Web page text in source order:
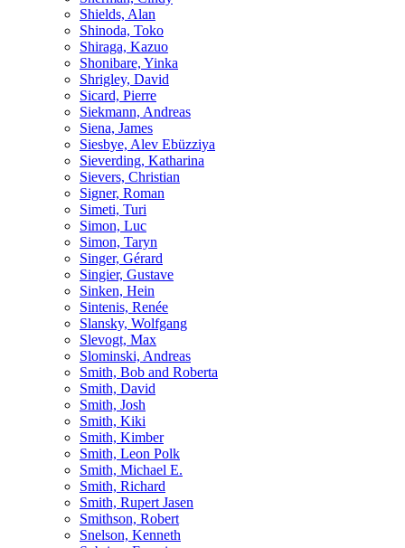
Shields, Alan
Shinoda, Toko
Shiraga, Kazuo
Shonibare, Yinka
Shrigley, David
Sicard, Pierre
Siekmann, Andreas
Siena, James
Siesbye, Alev Ebüzziya
Sieverding, Katharina
Sievers, Christian
Signer, Roman
Simeti, Turi
Simon, Luc
Simon, Taryn
Singer, Gérard
Singier, Gustave
Sinken, Hein
Sintenis, Renée
Slansky, Wolfgang
Slevogt, Max
Slominski, Andreas
Smith, Bob and Roberta
Smith, David
Smith, Josh
Smith, Kiki
Smith, Kimber
Smith, Leon Polk
Smith, Michael E.
Smith, Richard
Smith, Rupert Jasen
Smithson, Robert
Snelson, Kenneth